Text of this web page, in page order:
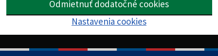
Odmietnuť dodatočné cookies
Nastavenia cookies